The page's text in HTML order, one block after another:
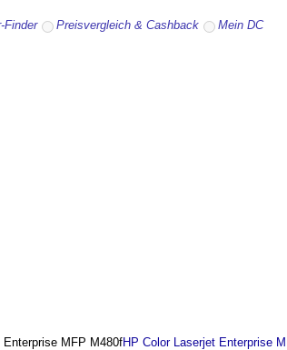
Finder Preisvergleich & Cashback Mein DC
Enterprise MFP M480fHP Color Laserjet Enterprise